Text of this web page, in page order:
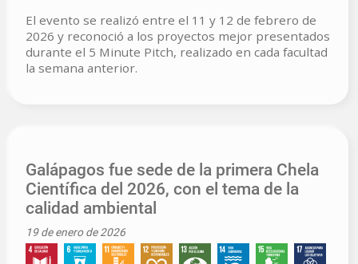
El evento se realizó entre el 11 y 12 de febrero de
2026 y reconoció a los proyectos mejor presentados
durante el 5 Minute Pitch, realizado en cada facultad
la semana anterior.
Galápagos fue sede de la primera Chela
Científica del 2026, con el tema de la
calidad ambiental
19 de enero de 2026